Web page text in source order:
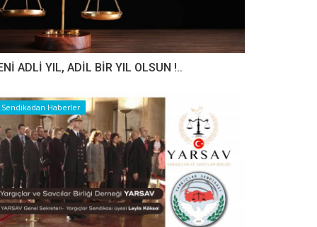
ADLİ YIL, ADİL BİR YIL OLSUN !..
Sendikadan Haberler